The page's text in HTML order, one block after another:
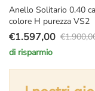
Anello Solitario 0.40
colore H purezza VS2
€
Il
prezzo
originale
€1.597,00
Il
prezzo
attuale
di risparmio